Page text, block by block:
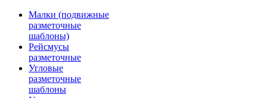
Малки (подвижные
разметочные
шаблоны)
Рейсмусы
разметочные
Угловые
разметочные
шаблоны